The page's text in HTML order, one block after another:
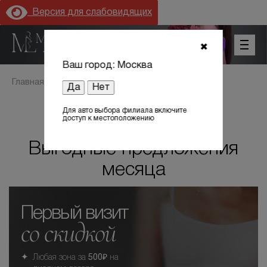
Версия для слабовидящих
Цены
Оборудование
Лицензии
Главная Акции
Выгодные предложения
месяца
Первый визит
со скидкой
Любая зона за 500₽ на
✖
Ваш город: Москва
Да Нет
Для авто выбора филиала включите
доступ к местоположению